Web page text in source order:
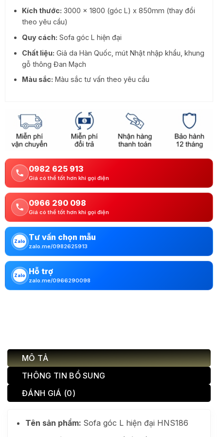
Kích thước: 3000 x 1800 (góc L) x 850mm (thay đổi
theo yêu cầu)
Quy cách: Sofa góc L hiện đại
Chất liệu: Giả da Hàn Quốc, mút Nhật nhập khẩu, khung
gỗ thông Đan Mạch
Màu sắc: Màu sắc tư vấn theo yêu cầu
0982 625 913
Giá có thể tốt hơn khi gọi điện
0966 290 098
Giá có thể tốt hơn khi gọi điện
Zalo Tư vấn chọn mẫu
zalo.me/0982625913
Zalo Hỗ trợ
zalo.me/0966290098
MÔ TẢ
THÔNG TIN BỔ SUNG
ĐÁNH GIÁ (0)
Tên sản phẩm: Sofa góc L hiện đại HNS186